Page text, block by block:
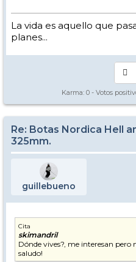
La vida es aquello que
planes...
Karma: 0 - Votos
Re: Botas Nordica Hell
325mm.
guillebueno
Cita
skimandril
Dónde vives?, me interesan
saludo!